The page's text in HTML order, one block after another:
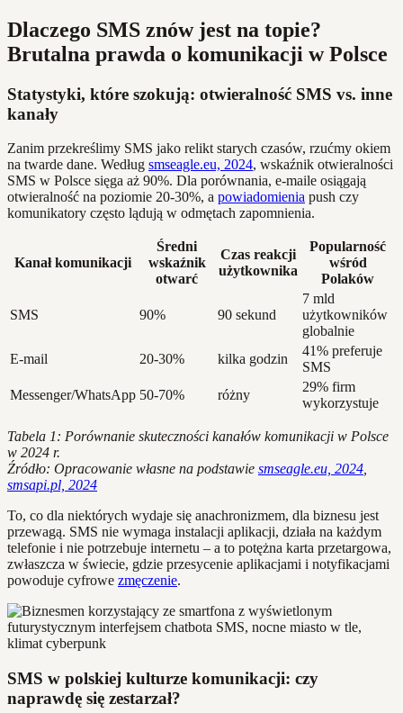
Dlaczego SMS znów jest na topie?
Brutalna prawda o komunikacji w Polsce
Statystyki, które szokują: otwieralność SMS vs. inne
kanały
Zanim przekreślimy SMS jako relikt starych czasów, rzućmy okiem
na twarde dane. Według smseagle.eu, 2024, wskaźnik otwieralności
SMS w Polsce sięga aż 90%. Dla porównania, e-maile osiągają
otwieralność na poziomie 20-30%, a powiadomienia push czy
komunikatory często lądują w odmętach zapomnienia.
Kanał komunikacji
Średni
wskaźnik
otwarć
Czas reakcji
użytkownika
Popularność
wśród
Polaków
SMS 90% 90 sekund
7 mld
użytkowników
globalnie
E-mail
20-30% kilka godzin
41% preferuje
SMS
Messenger/WhatsApp 50-70% różny
29% firm
wykorzystuje
Tabela 1: Porównanie skuteczności kanałów komunikacji w Polsce
w 2024 r.
Źródło: Opracowanie własne na podstawie smseagle.eu, 2024
smsapi.pl, 2024
To, co dla niektórych wydaje się anachronizmem, dla biznesu jest
przewagą. SMS nie wymaga instalacji aplikacji, działa na każdym
telefonie i nie potrzebuje internetu – a to potężna karta przetargowa,
zwłaszcza w świecie, gdzie przesycenie aplikacjami i notyfikacjami
powoduje cyfrowe zmęczenie.
SMS w polskiej kulturze komunikacji: czy
naprawdę się zestarzał?